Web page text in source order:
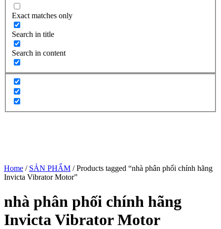
Exact matches only
Search in title
Search in content
Home / SẢN PHẨM / Products tagged “nhà phân phối chính hãng
Invicta Vibrator Motor”
nhà phân phối chính hãng
Invicta Vibrator Motor